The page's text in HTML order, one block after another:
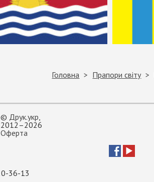
Головна Прапори світу
© Друк.укр
2012–2026
Оферта
36-13